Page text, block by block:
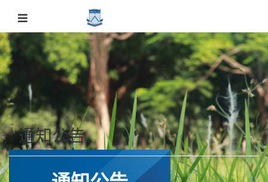
通知公告